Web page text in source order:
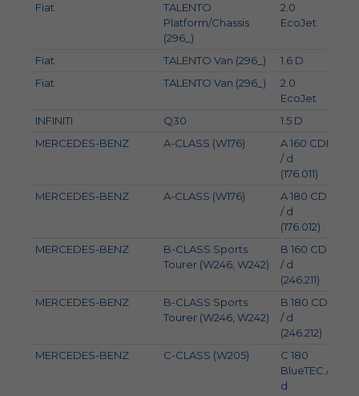
Fiat
TALENTO
Platform/Chassis
(296_)
2.0
EcoJet
Fiat TALENTO Van (296_) 1.6 D
Fiat
TALENTO Van (296_)
2.0
EcoJet
INFINITI Q30 1.5 D
MERCEDES-BENZ
A-CLASS (W176)
A 160 CDI
/ d
(176.011)
MERCEDES-BENZ A-CLASS (W176)
A 180 CDI
/ d
(176.012)
MERCEDES-BENZ
B-CLASS Sports
Tourer (W246, W242)
B 160 CDI
/ d
(246.211)
MERCEDES-BENZ
B-CLASS Sports
Tourer (W246, W242)
B 180 CDI
/ d
(246.212)
MERCEDES-BENZ C-CLASS (W205)
C 180
BlueTEC /
d